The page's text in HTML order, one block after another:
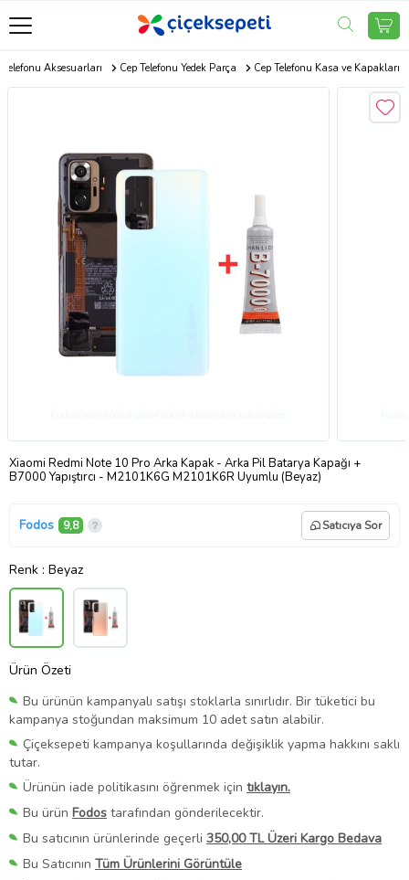
Telefonu Aksesuarları Cep Telefonu Yedek Parça Cep Telefonu Kasa ve Kapakları
Xiaomi Redmi Note 10 Pro Arka Kapak - Arka Pil Batarya Kapağı +
B7000 Yapıştırcı - M2101K6G M2101K6R Uyumlu (Beyaz)
Fodos 9,8 Satıcıya Sor
Renk : Beyaz
Ürün Özeti
Bu ürünün kampanyalı satışı stoklarla sınırlıdır. Bir tüketici bu
kampanya stoğundan maksimum 10 adet satın alabilir.
Çiçeksepeti kampanya koşullarında değişiklik yapma hakkını saklı
tutar.
Ürünün iade politikasını öğrenmek için tıklayın.
Bu ürün Fodos tarafından gönderilecektir.
Bu satıcının ürünlerinde geçerli 350,00 TL Üzeri Kargo Bedava
Bu Satıcının Tüm Ürünlerini Görüntüle